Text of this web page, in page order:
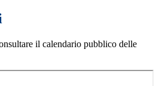
il calendario pubblico delle